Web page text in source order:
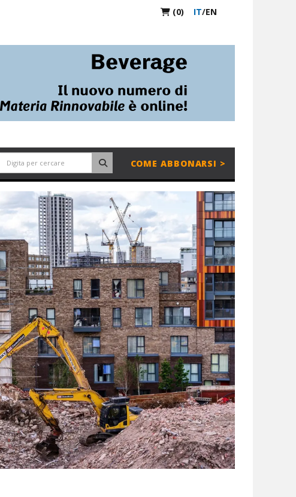
(0) IT/EN
COME ABBONARSI >